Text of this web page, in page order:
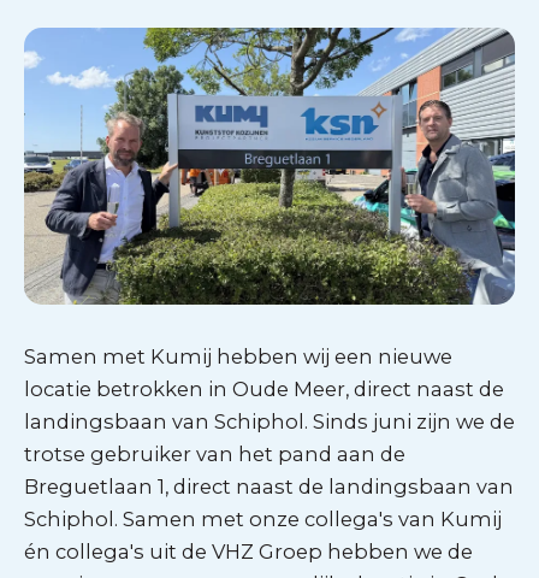
Samen met Kumij hebben wij een nieuwe
locatie betrokken in Oude Meer, direct naast de
landingsbaan van Schiphol. Sinds juni zijn we de
trotse gebruiker van het pand aan de
Breguetlaan 1, direct naast de landingsbaan van
Schiphol. Samen met onze collega's van Kumij
én collega's uit de VHZ Groep hebben we de